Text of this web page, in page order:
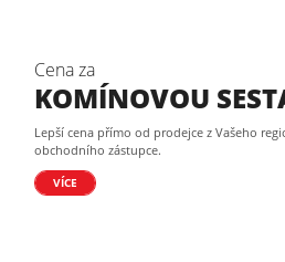
Cena za
KOMÍNOVOU
Lepší cena přímo od prodejce z Vašeho
obchodního zástupce.
VÍCE